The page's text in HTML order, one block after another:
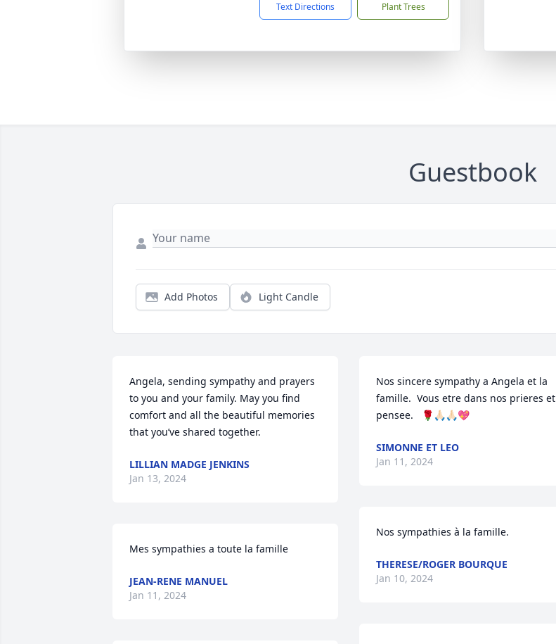
Text Directions Plant Trees
Guestbook
Add Photos Light Candle
Angela, sending sympathy and prayers
to you and your family. May you find
comfort and all the beautiful memories
that you’ve shared together.
LILLIAN MADGE JENKINS
Jan 13, 2024
Mes sympathies a toute la famille
JEAN-RENE MANUEL
Jan 11, 2024
Nos sincere sympathy a Angela et la
famille.  Vous etre dans nos prieres et
pensee.   🌹🙏🏻🙏🏻💖
SIMONNE ET LEO
Jan 11, 2024
Nos sympathies à la famille.
THERESE/ROGER BOURQUE
Jan 10, 2024